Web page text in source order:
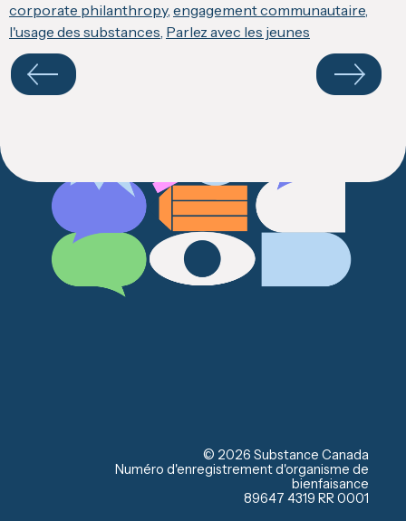
corporate philanthropy, engagement communautaire,
l'usage des substances, Parlez avec les jeunes
Navigate
your
© 2026 Substance Canada
Numéro d'enregistrement d'organisme de
bienfaisance
89647 4319 RR 0001